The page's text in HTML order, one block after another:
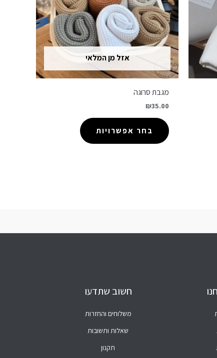
אזל מן המלאי
מגבת סרוגה
₪35.00
בחר אפשרויות
חשוב שתדעו
משלוחים והחזרות
שאלות ותשובות
תקנון